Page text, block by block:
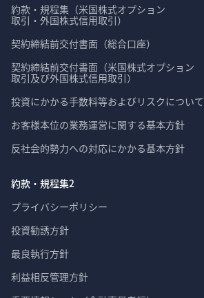
約款・規程集（米国株式オプション
取引・外国株式信用取引）
契約締結前交付書面（総合口座）
契約締結前交付書面（米国株式オプション
取引及び外国株式信用取引）
投資にかかる手数料等およびリスクについて
お客様本位の業務運営に関する基本方針
反社会的勢力への対応にかかる基本方針
約款・規程集2
プライバシーポリシー
投資勧誘方針
最良執行方針
利益相反管理方針